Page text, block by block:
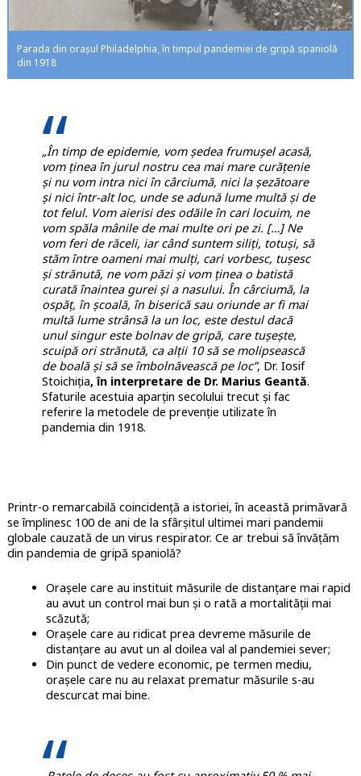
Parada din orașul Philadelphia, în timpul pandemiei de gripă spaniolă
din 1918
„În timp de epidemie, vom ședea frumușel acasă,
vom ținea în jurul nostru cea mai mare curățenie
și nu vom intra nici în cârciumă, nici la șezătoare
și nici într-alt loc, unde se adună lume multă și de
tot felul. Vom aierisi des odăile în cari locuim, ne
vom spăla mânile de mai multe ori pe zi. […] Ne
vom feri de răceli, iar când suntem siliți, totuși, să
stăm între oameni mai mulți, cari vorbesc, tușesc
și strănută, ne vom păzi și vom ținea o batistă
curată înaintea gurei și a nasului. În cârciumă, la
ospăț, în școală, în biserică sau oriunde ar fi mai
multă lume strânsă la un loc, este destul dacă
unul singur este bolnav de gripă, care tușește,
scuipă ori strănută, ca alții 10 să se molipsească
de boală și să se îmbolnăvească pe loc”, Dr. Iosif
Stoichiția, în interpretare de Dr. Marius Geantă.
Sfaturile acestuia aparțin secolului trecut și fac
referire la metodele de prevenție utilizate în
pandemia din 1918.
Printr-o remarcabilă coincidență a istoriei, în această primăvară
se împlinesc 100 de ani de la sfârșitul ultimei mari pandemii
globale cauzată de un virus respirator. Ce ar trebui să învățăm
din pandemia de gripă spaniolă?
Orașele care au instituit măsurile de distanțare mai rapid
au avut un control mai bun și o rată a mortalității mai
scăzută;
Orașele care au ridicat prea devreme măsurile de
distanțare au avut un al doilea val al pandemiei sever;
Din punct de vedere economic, pe termen mediu,
orașele care nu au relaxat prematur măsurile s-au
descurcat mai bine.